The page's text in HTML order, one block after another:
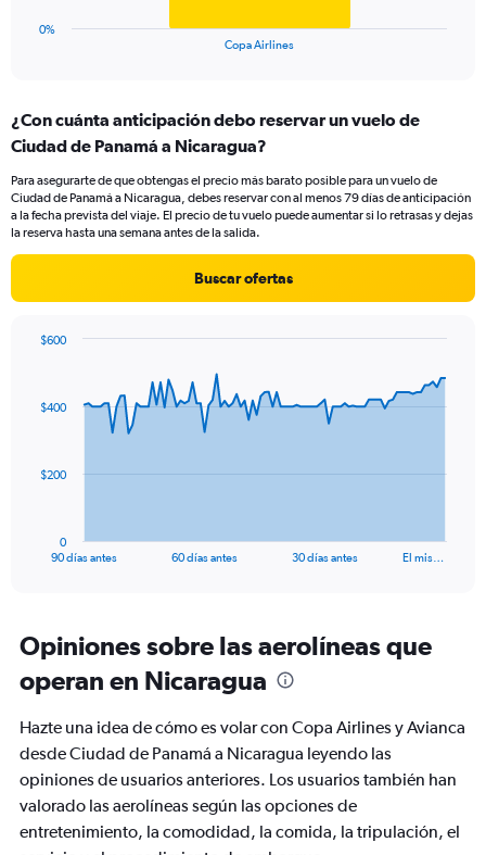
Range:
1
The
chart
has
1
values.
Range:
6.
Copa Airlines
0%
¿Con cuánta anticipación debo reservar un vuelo de
Ciudad de Panamá a Nicaragua?
Para asegurarte de que obtengas el precio más barato posible para un vuelo de
Ciudad de Panamá a Nicaragua, debes reservar con al menos 79 días de anticipación
a la fecha prevista del viaje. El precio de tu vuelo puede aumentar si lo retrasas y dejas
la reserva hasta una semana antes de la salida.
Buscar ofertas
data
The
Range:
91
categories.
The
chart
1
Y
axis
displaying
values.
90 días antes 60 días antes 30 días antes El mis…
0
$200
$400
$600
Opiniones sobre las aerolíneas que
operan en Nicaragua
Hazte una idea de cómo es volar con Copa Airlines y Avianca
desde Ciudad de Panamá a Nicaragua leyendo las
opiniones de usuarios anteriores. Los usuarios también han
valorado las aerolíneas según las opciones de
entretenimiento, la comodidad, la comida, la tripulación, el